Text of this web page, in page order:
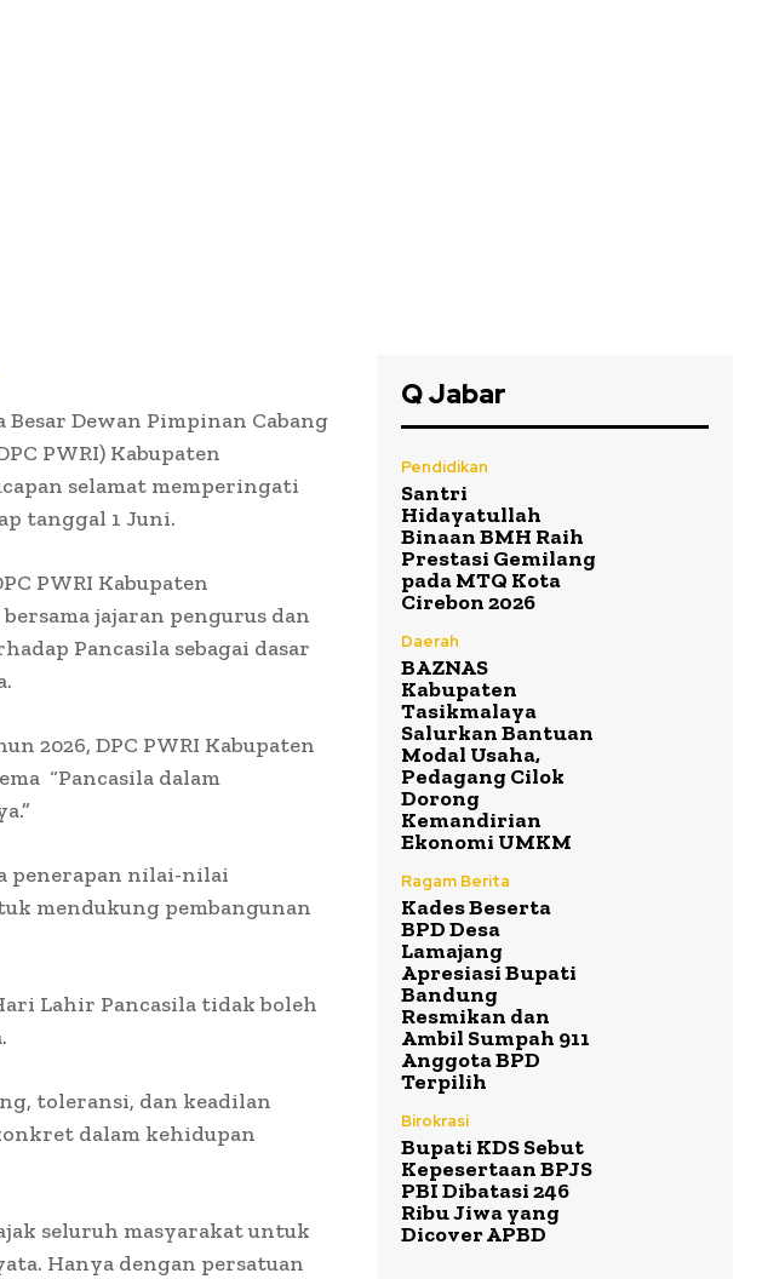
Besar Dewan Pimpinan Cabang
PWRI) Kabupaten
selamat memperingati
tanggal 1 Juni.
PWRI Kabupaten
jajaran pengurus dan
Pancasila sebagai dasar
2026, DPC PWRI Kabupaten
“Pancasila dalam
penerapan nilai-nilai
mendukung pembangunan
Lahir Pancasila tidak boleh
toleransi, dan keadilan
dalam kehidupan
seluruh masyarakat untuk
Hanya dengan persatuan
Q Jabar
Pendidikan
Santri
Hidayatullah
Binaan BMH Raih
Prestasi Gemilang
pada MTQ Kota
Cirebon 2026
Daerah
BAZNAS
Kabupaten
Tasikmalaya
Salurkan Bantuan
Modal Usaha,
Pedagang Cilok
Dorong
Kemandirian
Ekonomi UMKM
Ragam Berita
Kades Beserta
BPD Desa
Lamajang
Apresiasi Bupati
Bandung
Resmikan dan
Ambil Sumpah 911
Anggota BPD
Terpilih
Birokrasi
Bupati KDS Sebut
Kepesertaan BPJS
PBI Dibatasi 246
Ribu Jiwa yang
Dicover APBD